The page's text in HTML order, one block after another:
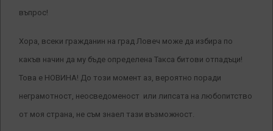
въпрос!
Хора, всеки гражданин на град Ловеч може да избира по
какъв начин да му бъде определена Такса битови отпадъци!
Това е НОВИНА! До този момент аз, вероятно поради
неграмотност, неосведоменост или липсата на любопитство
от моя страна, не съм знаел тази възможност.